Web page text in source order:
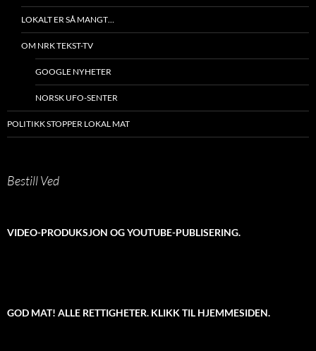
LOKALT ER SÅ MANGT…
OM NRK TEKST-TV
GOOGLE NYHETER
NORSK UFO-SENTER
POLITIKK STOPPER LOKAL MAT
Bestill Ved
VIDEO-PRODUKSJON OG YOUTUBE-PUBLISERING.
GOD MAT! ALLE RETTIGHETER. KLIKK TIL HJEMMESIDEN.